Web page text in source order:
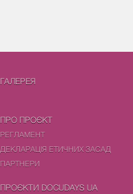
ГАЛЕРЕЯ
ПРО ПРОЄКТ
РЕГЛАМЕНТ
ДЕКЛАРАЦІЯ ЕТИЧНИХ ЗАСАД
ПАРТНЕРИ
ПРОЄКТИ DOCUDAYS UA